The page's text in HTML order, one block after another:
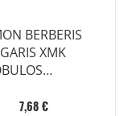
BERBERIS
XMK
7,68 €